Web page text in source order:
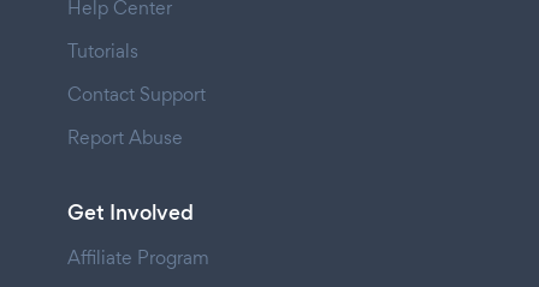
Help Center
Tutorials
Contact Support
Report Abuse
Get Involved
Affiliate Program